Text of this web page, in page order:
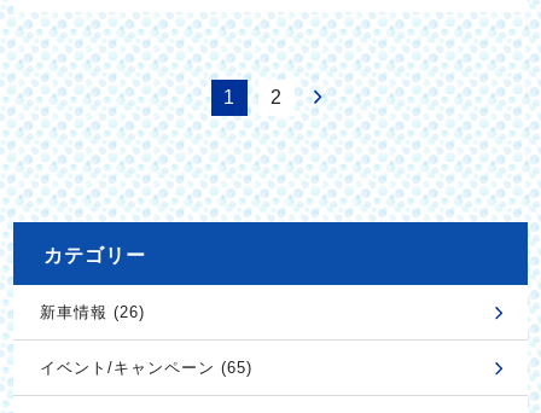
1 2
カテゴリー
新車情報 (26)
イベント/キャンペーン (65)